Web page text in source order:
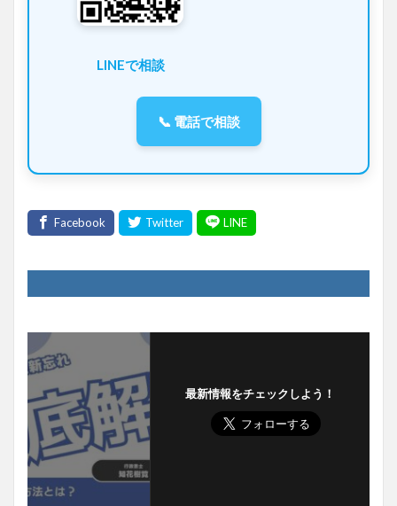
LINEで相談
📞 電話で相談
最新情報をチェックしよう！